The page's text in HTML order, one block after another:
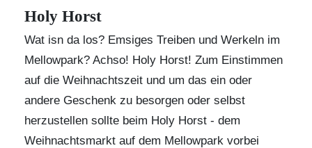
Holy Horst
Wat isn da los? Emsiges Treiben und Werkeln im
Mellowpark? Achso! Holy Horst! Zum Einstimmen
auf die Weihnachtszeit und um das ein oder
andere Geschenk zu besorgen oder selbst
herzustellen sollte beim Holy Horst - dem
Weihnachtsmarkt auf dem Mellowpark vorbei